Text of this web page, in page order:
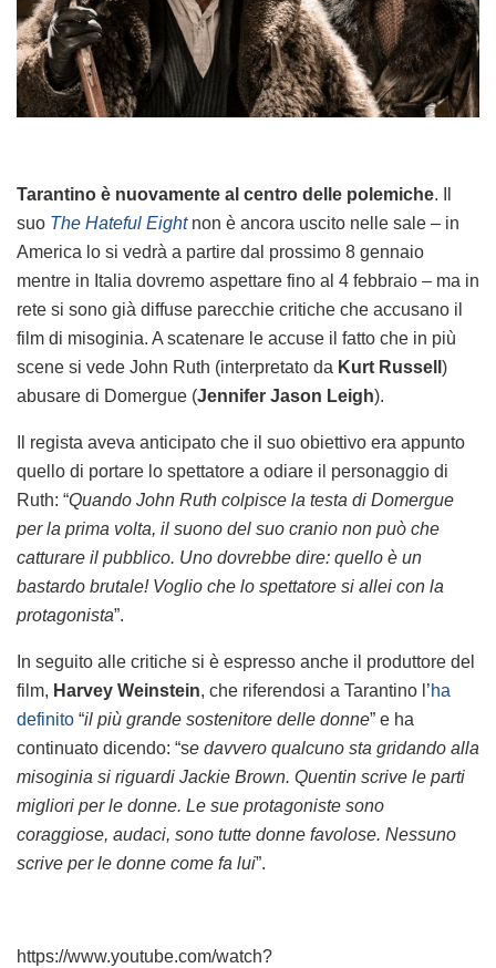
Tarantino è nuovamente al centro delle polemiche. Il
suo The Hateful Eightnon è ancora uscito nelle sale – in
America lo si vedrà a partire dal prossimo 8 gennaio
mentre in Italia dovremo aspettare fino al 4 febbraio – ma in
rete si sono già diffuse parecchie critiche che accusano il
film di misoginia. A scatenare le accuse il fatto che in più
scene si vede John Ruth (interpretato da Kurt Russell )
abusare di Domergue (Jennifer Jason Leigh).
Il regista aveva anticipato che il suo obiettivo era appunto
quello di portare lo spettatore a odiare il personaggio di
Ruth: “Quando John Ruth colpisce la testa di Domergue
per la prima volta, il suono del suo cranio non può che
catturare il pubblico. Uno dovrebbe dire: quello è un
bastardo brutale! Voglio che lo spettatore si allei con la
protagonista”.
In seguito alle critiche si è espresso anche il produttore del
film, Harvey Weinstein, che riferendosi a Tarantino l’ha
definito “il più grande sostenitore delle donne” e ha
continuato dicendo: “se davvero qualcuno sta gridando alla
misoginia si riguardi Jackie Brown. Quentin scrive le parti
migliori per le donne. Le sue protagoniste sono
coraggiose, audaci, sono tutte donne favolose. Nessuno
scrive per le donne come fa lui”.
https://www.youtube.com/watch?